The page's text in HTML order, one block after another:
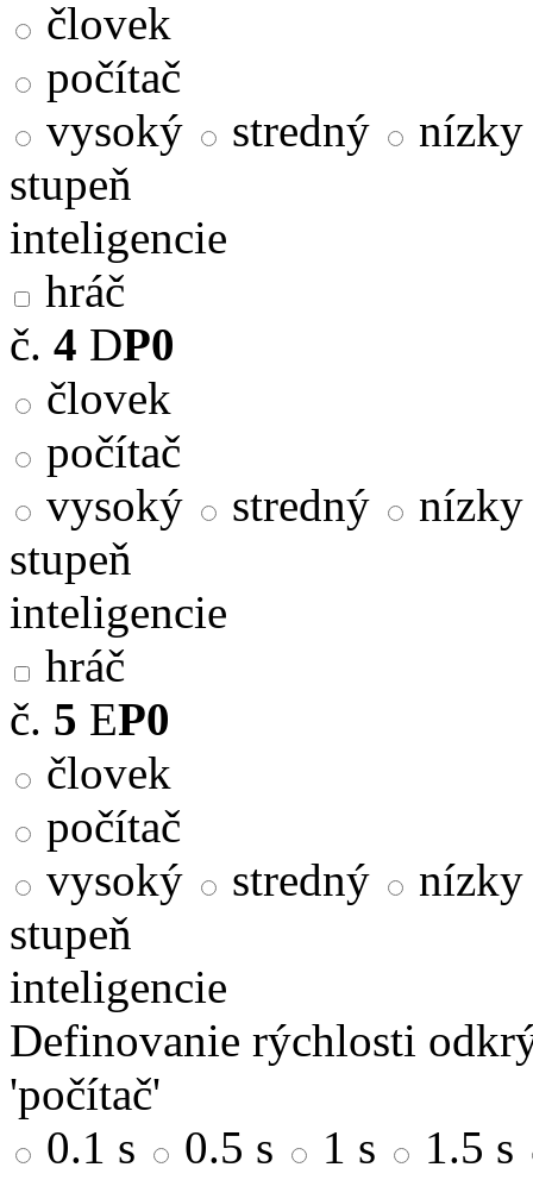
človek
počítač
vysoký
stredný
nízky
stupeň
inteligencie
hráč
č. 4 DP0
človek
počítač
vysoký
stredný
nízky
stupeň
inteligencie
hráč
č. 5 EP0
človek
počítač
vysoký
stredný
nízky
stupeň
inteligencie
Definovanie rýchlosti
'počítač'
0.1 s
0.5 s 1 s
1.5 s